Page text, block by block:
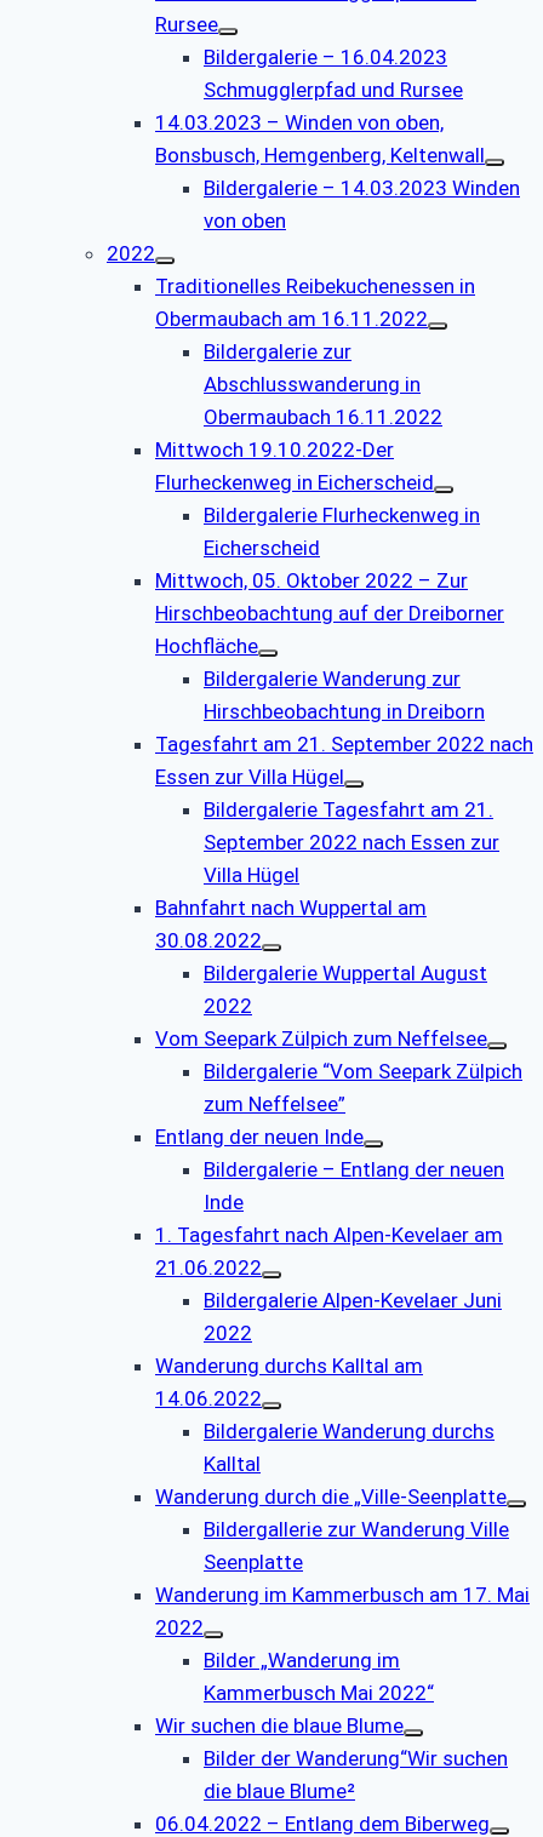
Rursee
Bildergalerie – 16.04.2023
Schmugglerpfad und Rursee
14.03.2023 – Winden von oben,
Bonsbusch, Hemgenberg, Keltenwall
Bildergalerie – 14.03.2023 Winden
von oben
2022
Traditionelles Reibekuchenessen in
Obermaubach am 16.11.2022
Bildergalerie zur
Abschlusswanderung in
Obermaubach 16.11.2022
Mittwoch 19.10.2022-Der
Flurheckenweg in Eicherscheid
Bildergalerie Flurheckenweg in
Eicherscheid
Mittwoch, 05. Oktober 2022 – Zur
Hirschbeobachtung auf der Dreiborner
Hochfläche
Bildergalerie Wanderung zur
Hirschbeobachtung in Dreiborn
Tagesfahrt am 21. September 2022 nach
Essen zur Villa Hügel
Bildergalerie Tagesfahrt am 21.
September 2022 nach Essen zur
Villa Hügel
Bahnfahrt nach Wuppertal am
30.08.2022
Bildergalerie Wuppertal August
2022
Vom Seepark Zülpich zum Neffelsee
Bildergalerie “Vom Seepark Zülpich
zum Neffelsee”
Entlang der neuen Inde
Bildergalerie – Entlang der neuen
Inde
1. Tagesfahrt nach Alpen-Kevelaer am
21.06.2022
Bildergalerie Alpen-Kevelaer Juni
2022
Wanderung durchs Kalltal am
14.06.2022
Bildergalerie Wanderung durchs
Kalltal
Wanderung durch die „Ville-Seenplatte
Bildergallerie zur Wanderung Ville
Seenplatte
Wanderung im Kammerbusch am 17. Mai
2022
Bilder „Wanderung im
Kammerbusch Mai 2022“
Wir suchen die blaue Blume
Bilder der Wanderung“Wir suchen
die blaue Blume²
06.04.2022 – Entlang dem Biberweg